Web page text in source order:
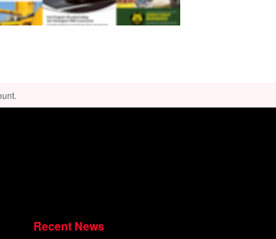
Recent News